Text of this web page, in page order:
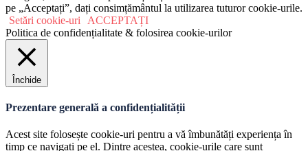
pe „Acceptați”, dați consimțământul la utilizarea tuturor cookie-urile.
Setări cookie-uri
ACCEPTAȚI
Politica de confidențialitate & folosirea cookie-urilor
Închide
Prezentare generală a confidențialității
Acest site folosește cookie-uri pentru a vă îmbunătăți experiența în
timp ce navigați pe el. Dintre acestea, cookie-urile care sunt